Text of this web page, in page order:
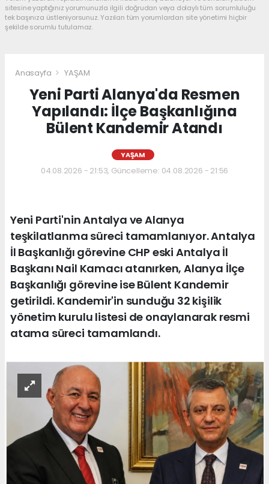
sitesine yaptığınız yorumunuzla ilgili doğrudan veya dolaylı tüm sorumluluğu
tek başınıza üstleniyorsunuz. Yazılan tüm yorumlardan site yönetimi hiçbir
şekilde sorumlu tutulamaz.
Anasayfa YAŞAM
Yeni Parti Alanya'da Resmen
Yapılandı: İlçe Başkanlığına
Bülent Kandemir Atandı
YAŞAM
04.08.2026 - 21:53, Güncelleme: 04.08.2026 - 21:56
Yeni Parti'nin Antalya ve Alanya
teşkilatlanma süreci tamamlanıyor. Antalya
İl Başkanlığı görevine CHP eski Antalya İl
Başkanı Nail Kamacı atanırken, Alanya İlçe
Başkanlığı görevine ise Bülent Kandemir
getirildi. Kandemir'in sunduğu 32 kişilik
yönetim kurulu listesi de onaylanarak resmi
atama süreci tamamlandı.